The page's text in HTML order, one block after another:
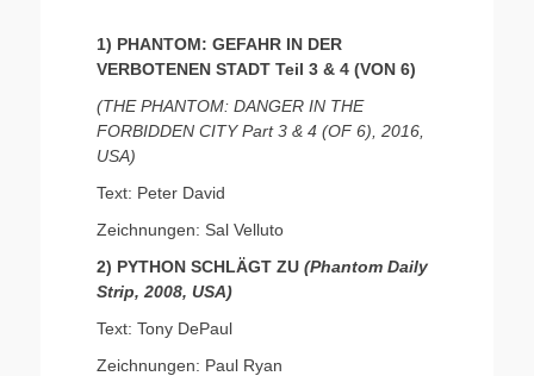
1) PHANTOM: GEFAHR IN DER
VERBOTENEN STADT Teil 3 & 4 (VON 6)
(THE PHANTOM: DANGER IN THE
FORBIDDEN CITY Part 3 & 4 (OF 6), 2016,
USA)
Text: Peter David
Zeichnungen: Sal Velluto
2) PYTHON SCHLÄGT ZU(Phantom Daily
Strip, 2008, USA)
Text: Tony DePaul
Zeichnungen: Paul Ryan